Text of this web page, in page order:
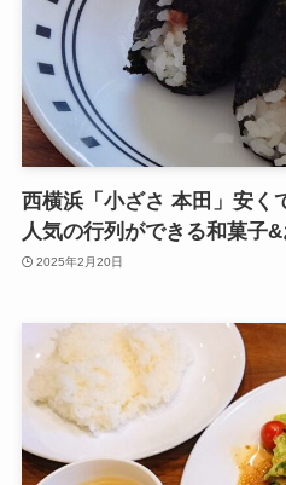
西横浜「小ざさ 本田」安く
人気の行列ができる和菓子&
2025年2月20日